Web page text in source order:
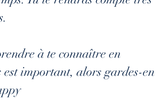
à te connaître en
important, alors gardes-en